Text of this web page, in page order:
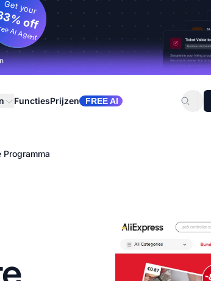
Get your
off
AI Agent
FunctiesPrijzen FREE AI